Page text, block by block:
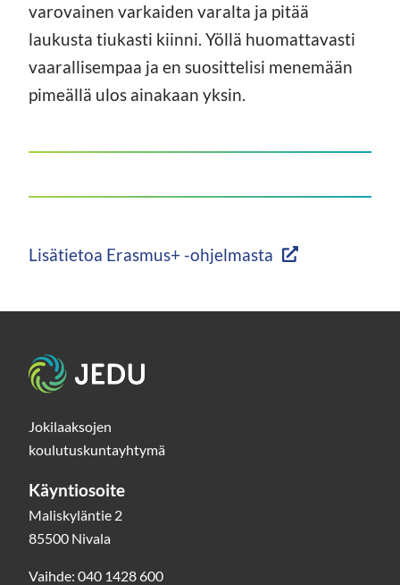
varovainen varkaiden varalta ja pitää
laukusta tiukasti kiinni. Yöllä huomattavasti
vaarallisempaa ja en suosittelisi menemään
pimeällä ulos ainakaan yksin.
Lisätietoa Erasmus+ -ohjelmasta
Etusivu
Jokilaaksojen
koulutuskuntayhtymä
Käyntiosoite
Maliskyläntie 2
85500 Nivala
Vaihde: 040 1428 600